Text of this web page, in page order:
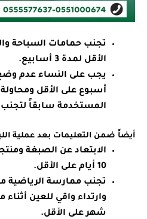
تجنب حمامات السباحة
الأقل لمدة 3 أسابيع.
يجب على النساء عدم
أسبوع على الأقل
المستخدمة سابقاً لتجنب
أيضاً ضمن التعليمات بعد عملية
الابتعاد عن الصبغة
10 أيام على الأقل.
تجنب ممارسة الرياضية
وارتداء واقي للعين
شهر على الأقل.